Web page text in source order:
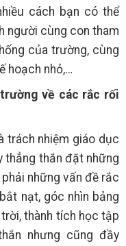
cách bạn có thể
người cùng con tham
của trường, cùng
hoạch nhỏ,…
về các rắc rối
trách nhiệm giáo dục
thẳng thắn đặt những
những vấn đề rắc
nạt, góc nhìn bảng
thành tích học tập
nhưng cũng đầy